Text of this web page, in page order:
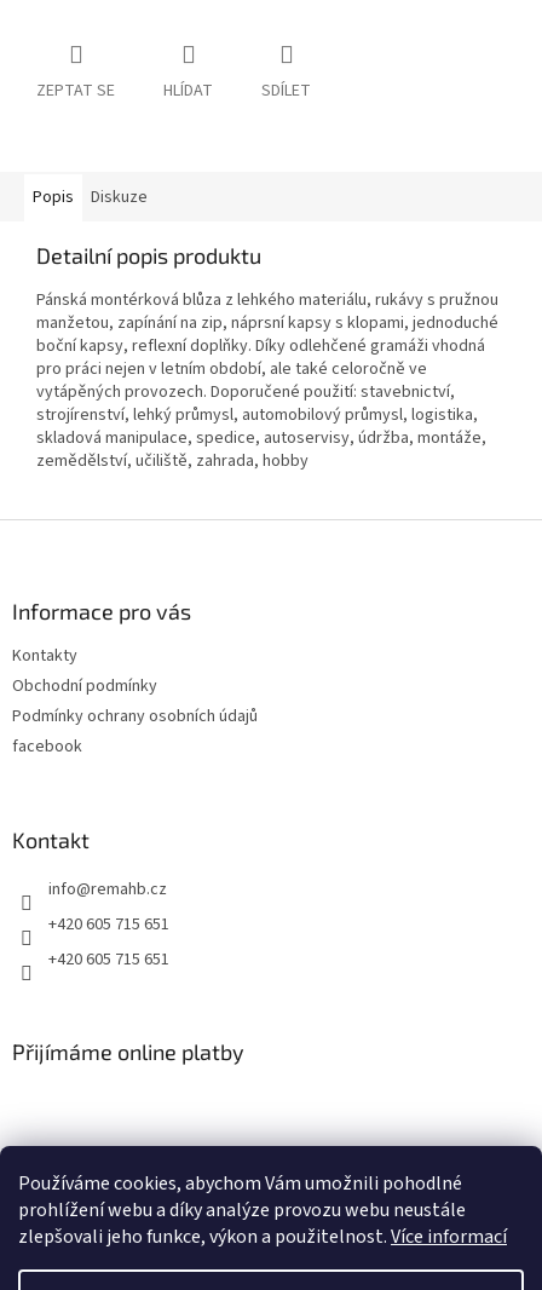
Používáme cookies, abychom Vám umožnili pohodlné
prohlížení webu a díky analýze provozu webu neustále
zlepšovali jeho funkce, výkon a použitelnost.Více informací
ZEPTAT SE HLÍDAT SDÍLET
Popis Diskuze
Detailní popis produktu
Pánská montérková blůza z lehkého materiálu, rukávy s pružnou
manžetou, zapínání na zip, náprsní kapsy s klopami, jednoduché
boční kapsy, reflexní doplňky. Díky odlehčené gramáži vhodná
pro práci nejen v letním období, ale také celoročně ve
vytápěných provozech. Doporučené použití: stavebnictví,
strojírenství, lehký průmysl, automobilový průmysl, logistika,
skladová manipulace, spedice, autoservisy, údržba, montáže,
zemědělství, učiliště, zahrada, hobby
Informace pro vás
Kontakty
Obchodní podmínky
Podmínky ochrany osobních údajů
facebook
Kontakt
info@remahb.cz
+420 605 715 651
+420 605 715 651
Přijímáme online platby